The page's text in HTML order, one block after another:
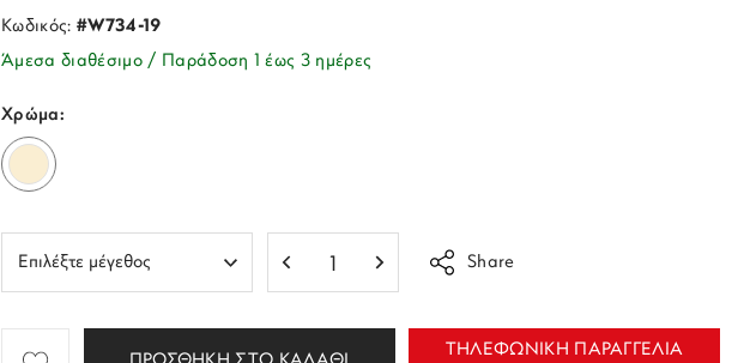
Κωδικός:#W734-19
Άμεσα διαθέσιμο / Παράδοση 1 έως 3 ημέρες
Χρώμα:
Share
ΤΗΛΕΦΩΝΙΚΗ ΠΑΡΑΓΓΕΛΙΑ